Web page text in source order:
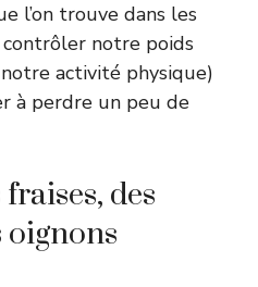
l’on trouve dans les
notre poids
activité physique)
à perdre un peu de
des
oignons